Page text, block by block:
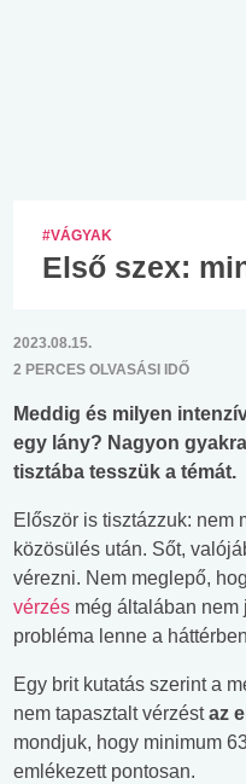
#VÁGYAK
Első szex:
2023.08.15.
2 PERCES OLVASÁSI IDŐ
Meddig és milyen
egy lány? Nagyon
tisztába tesszük a témát.
Először is tisztázzuk: nem
közösülés után. Sőt,
vérezni. Nem meglepő,
vérzés még általában
probléma lenne a
Egy brit kutatás szerint a
nem tapasztalt vérzéstaz
mondjuk, hogy minimum
emlékezett pontosan.